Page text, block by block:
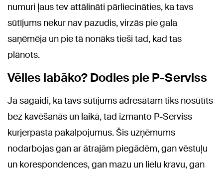
numuri ļaus tev attālināti pārliecināties, ka tavs
sūtījums nekur nav pazudis, virzās pie gala
saņēmēja un pie tā nonāks tieši tad, kad tas
plānots.
Vēlies labāko? Dodies pie P-Serviss
Ja sagaidi, ka tavs sūtījums adresātam tiks nosūtīts
bez kavēšanās un laikā, tad izmanto P-Serviss
kurjerpasta pakalpojumus. Šis uzņēmums
nodarbojas gan ar ātrajām piegādēm, gan vēstuļu
un korespondences, gan mazu un lielu kravu, gan